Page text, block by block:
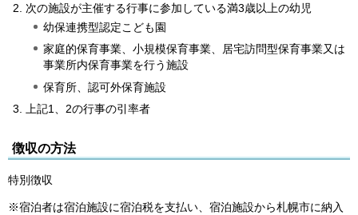
次の施設が主催する行事に参加している満3歳以上の幼児
幼保連携型認定こども園
家庭的保育事業、小規模保育事業、居宅訪問型保育事業又は
事業所内保育事業を行う施設
保育所、認可外保育施設
上記1、2の行事の引率者
徴収の方法
特別徴収
※宿泊者は宿泊施設に宿泊税を支払い、宿泊施設から札幌市に納入